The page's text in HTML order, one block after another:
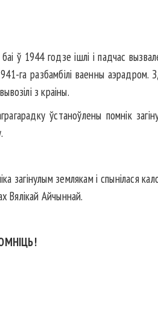
ў 1944 годзе ішлі і падчас
га разбамбілі ваенны аэрадром.
з краіны.
ўстаноўлены помнік
загінулым землякам і спынілася
Вялікай Айчыннай.